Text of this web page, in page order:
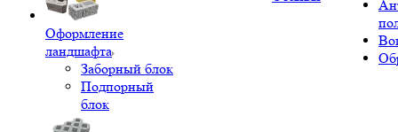
Оформление
ландшафта
Заборный блок
Подпорный
блок